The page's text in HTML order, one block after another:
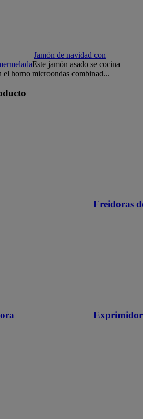
Jamón de navidad con
Este jamón asado se cocina
el horno microondas combinad...
Freidoras